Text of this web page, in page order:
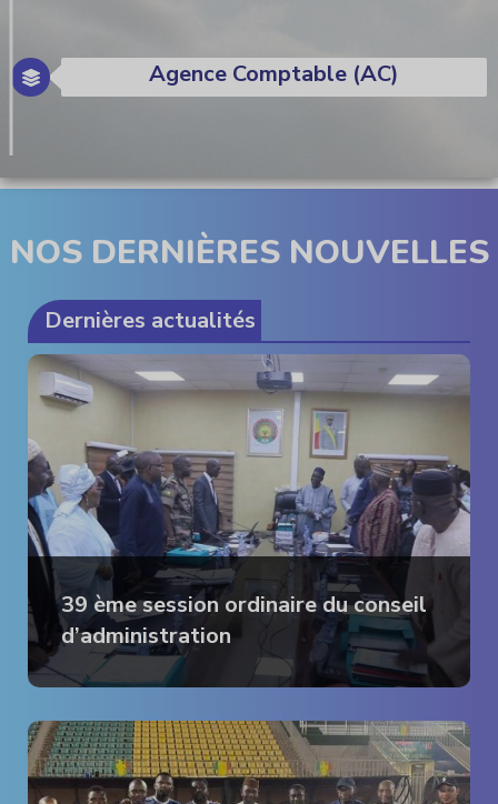
Agence Comptable (AC)
NOS DERNIÈRES NOUVELLES
Dernières actualités
39 ème session ordinaire du conseil
d’administration